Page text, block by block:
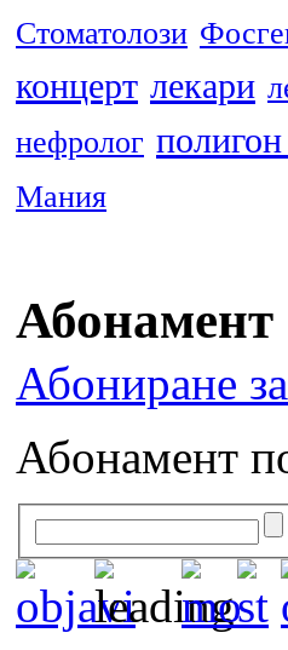
Стоматолози
концерт лекари
нефролог
Мания
Абонамент
Абониране
Абонамент